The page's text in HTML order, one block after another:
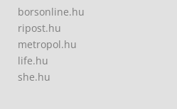
borsonline.hu
ripost.hu
metropol.hu
life.hu
she.hu